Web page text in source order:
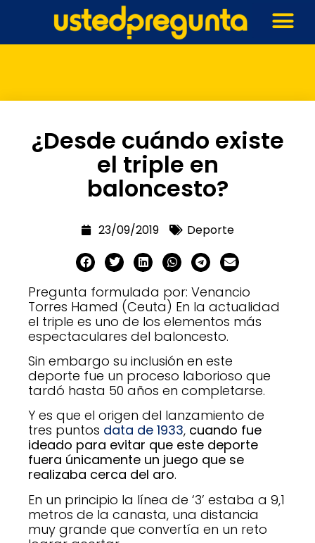
¿Desde cuándo existe
el triple en
baloncesto?
23/09/2019 Deporte
Pregunta formulada por: Venancio
Torres Hamed (Ceuta) En la actualidad
el triple es uno de los elementos más
espectaculares del baloncesto.
Sin embargo su inclusión en este
deporte fue un proceso laborioso que
tardó hasta 50 años en completarse.
Y es que el origen del lanzamiento de
tres puntos data de 1933, cuando fue
ideado para evitar que este deporte
fuera únicamente un juego que se
realizaba cerca del aro.
En un principio la línea de ‘3’ estaba a 9,1
metros de la canasta, una distancia
muy grande que convertía en un reto